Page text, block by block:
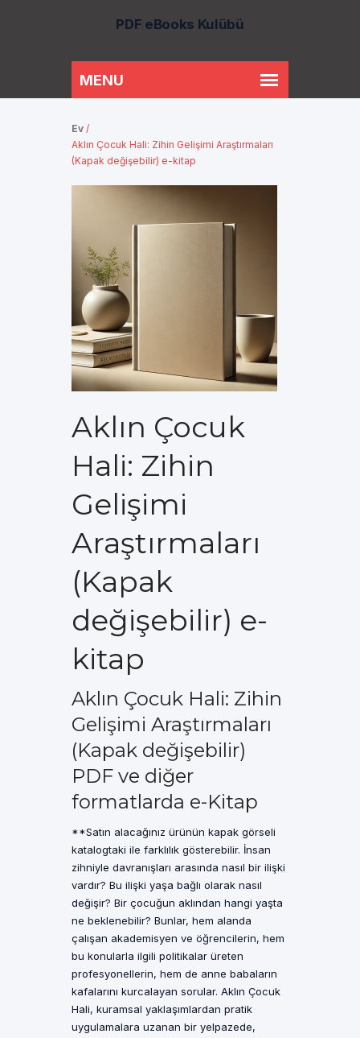
PDF eBooks Kulübü
Ev /
Aklın Çocuk Hali: Zihin Gelişimi Araştırmaları
(Kapak değişebilir) e-kitap
Aklın Çocuk
Hali: Zihin
Gelişimi
Araştırmaları
(Kapak
değişebilir) e-
kitap
Aklın Çocuk Hali: Zihin
Gelişimi Araştırmaları
(Kapak değişebilir)
PDF ve diğer
formatlarda e-Kitap
**Satın alacağınız ürünün kapak görseli
katalogtaki ile farklılık gösterebilir. İnsan
zihniyle davranışları arasında nasıl bir ilişki
vardır? Bu ilişki yaşa bağlı olarak nasıl
değişir? Bir çocuğun aklından hangi yaşta
ne beklenebilir? Bunlar, hem alanda
çalışan akademisyen ve öğrencilerin, hem
bu konularla ilgili politikalar üreten
profesyonellerin, hem de anne babaların
kafalarını kurcalayan sorular. Aklın Çocuk
Hali, kuramsal yaklaşımlardan pratik
uygulamalara uzanan bir yelpazede,